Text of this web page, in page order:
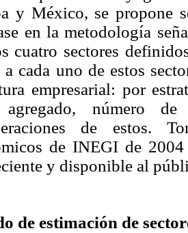
y México, se propone
en la metodología
cuatro sectores
a cada uno de estos
empresarial: por
número
de estos.
de INEGI de
y disponible al
de estimación de